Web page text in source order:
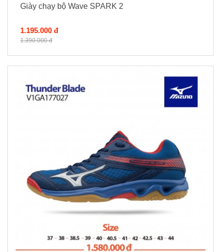
Giày chạy bộ Wave SPARK 2
1.195.000 đ
1.390.000 đ